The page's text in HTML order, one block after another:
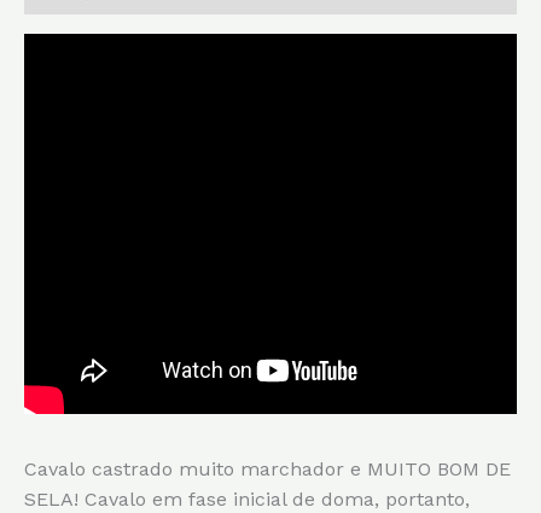
Cavalo castrado muito marchador e MUITO BOM DE
SELA! Cavalo em fase inicial de doma, portanto,